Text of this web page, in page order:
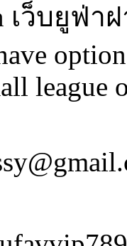
เว็บยูฟ่
league